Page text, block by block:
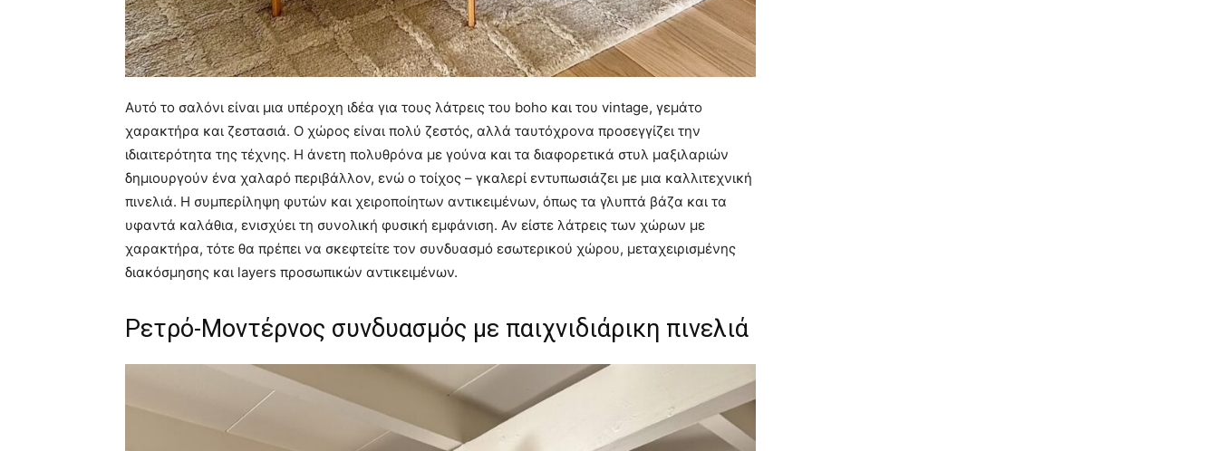
Αυτό το σαλόνι είναι μια υπέροχη ιδέα για τους λάτρεις του boho και του vintage, γεμάτο
χαρακτήρα και ζεστασιά. Ο χώρος είναι πολύ ζεστός, αλλά ταυτόχρονα προσεγγίζει την
ιδιαιτερότητα της τέχνης. Η άνετη πολυθρόνα με γούνα και τα διαφορετικά στυλ μαξιλαριών
δημιουργούν ένα χαλαρό περιβάλλον, ενώ ο τοίχος – γκαλερί εντυπωσιάζει με μια καλλιτεχνική
πινελιά. Η συμπερίληψη φυτών και χειροποίητων αντικειμένων, όπως τα γλυπτά βάζα και τα
υφαντά καλάθια, ενισχύει τη συνολική φυσική εμφάνιση. Αν είστε λάτρεις των χώρων με
χαρακτήρα, τότε θα πρέπει να σκεφτείτε τον συνδυασμό εσωτερικού χώρου, μεταχειρισμένης
διακόσμησης και layers προσωπικών αντικειμένων.
Ρετρό-Μοντέρνος συνδυασμός με παιχνιδιάρικη πινελιά